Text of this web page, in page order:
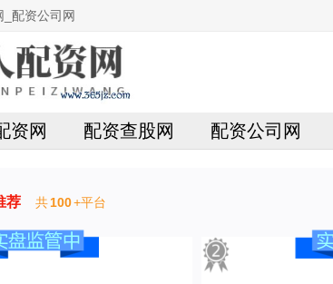
配资公司网
资网 配资查股网 配资公司网
荐 共100+平台